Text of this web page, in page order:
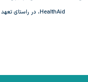
HealthAid، در راستای تعهد این مجموعه به ارائه محصولات با کیفیت، اصالت تضمین‌شده و پاسخ‌گویی به نیازهای سلامت‌محور بازار ایران صورت گرفته است.